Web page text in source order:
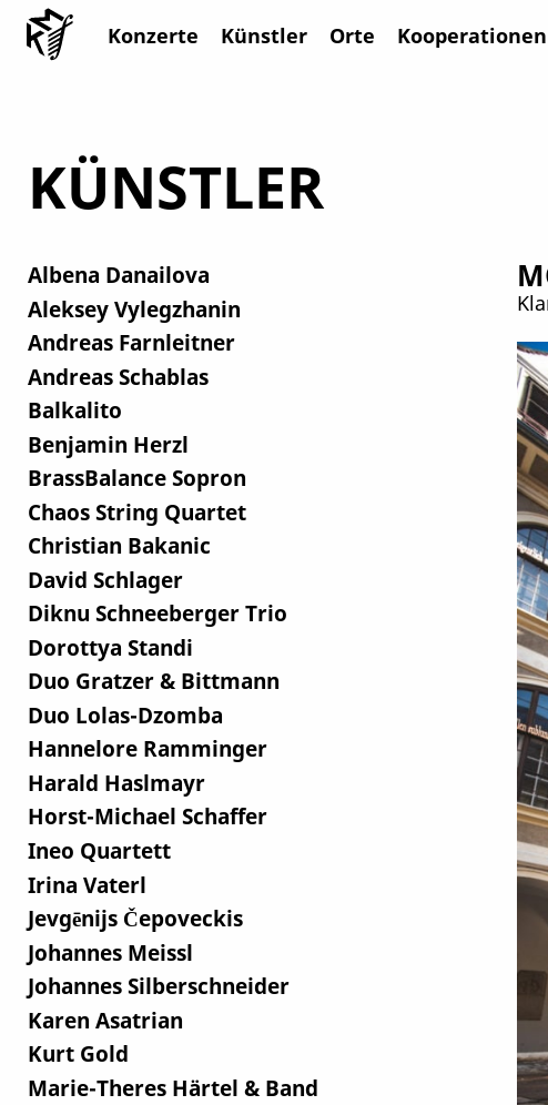
Konzerte Künstler Orte Kooperationen
KÜNSTLER
Albena Danailova
Aleksey Vylegzhanin
Andreas Farnleitner
Andreas Schablas
Balkalito
Benjamin Herzl
BrassBalance Sopron
Chaos String Quartet
Christian Bakanic
David Schlager
Diknu Schneeberger Trio
Dorottya Standi
Duo Gratzer & Bittmann
Duo Lolas-Dzomba
Hannelore Ramminger
Harald Haslmayr
Horst-Michael Schaffer
Ineo Quartett
Irina Vaterl
Jevgēnijs Čepoveckis
Johannes Meissl
Johannes Silberschneider
Karen Asatrian
Kurt Gold
Marie-Theres Härtel & Band